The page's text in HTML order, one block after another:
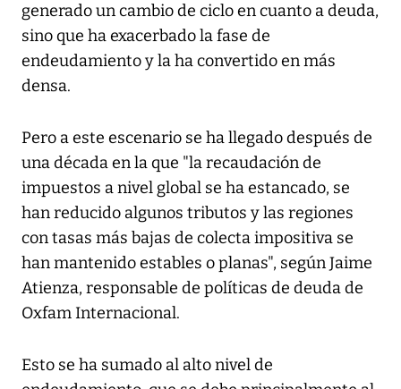
generado un cambio de ciclo en cuanto a deuda,
sino que ha exacerbado la fase de
endeudamiento y la ha convertido en más
densa.
Pero a este escenario se ha llegado después de
una década en la que "la recaudación de
impuestos a nivel global se ha estancado, se
han reducido algunos tributos y las regiones
con tasas más bajas de colecta impositiva se
han mantenido estables o planas", según Jaime
Atienza, responsable de políticas de deuda de
Oxfam Internacional.
Esto se ha sumado al alto nivel de